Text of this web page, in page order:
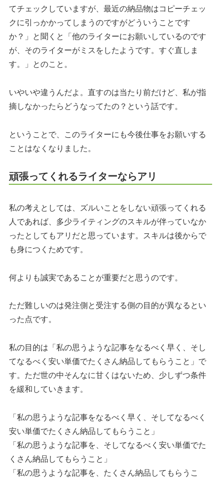
てチェックしていますが、最近の納品物はコピーチェッ
クに引っかかってしまうのですがどういうことです
か？」と聞くと「他のライターにお願いしているのです
が、そのライターがミスをしたようです。すぐ直しま
す。」とのこと。
いやいや違うんだよ。直すのは当たり前だけど、私が指
摘しなかったらどうなってたの？という話です。
ということで、このライターにも今後仕事をお願いする
ことはなくなりました。
頑張ってくれるライターならアリ
私の考えとしては、ズルいことをしない頑張ってくれる
人であれば、多少ライティングのスキルが伴っていなか
ったとしてもアリだと思っています。スキルは後からで
も身につくためです。
何よりも誠実であることが重要だと思うのです。
ただ難しいのは発注側と受注する側の目的が異なるとい
った点です。
私の目的は「私の思うような記事をなるべく早く、そし
てなるべく安い単価でたくさん納品してもらうこと」で
す。ただ世の中そんなに甘くはないため、少しずつ条件
を緩和していきます。
「私の思うような記事をなるべく早く、そしてなるべく
安い単価でたくさん納品してもらうこと」
「私の思うような記事を、そしてなるべく安い単価でた
くさん納品してもらうこと」
「私の思うような記事を、たくさん納品してもらうこ